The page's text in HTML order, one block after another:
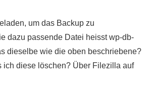
um das Backup zu
dazu passende Datei heisst wp-db-
dieselbe wie die oben beschriebene?
ich diese löschen? Über Filezilla auf